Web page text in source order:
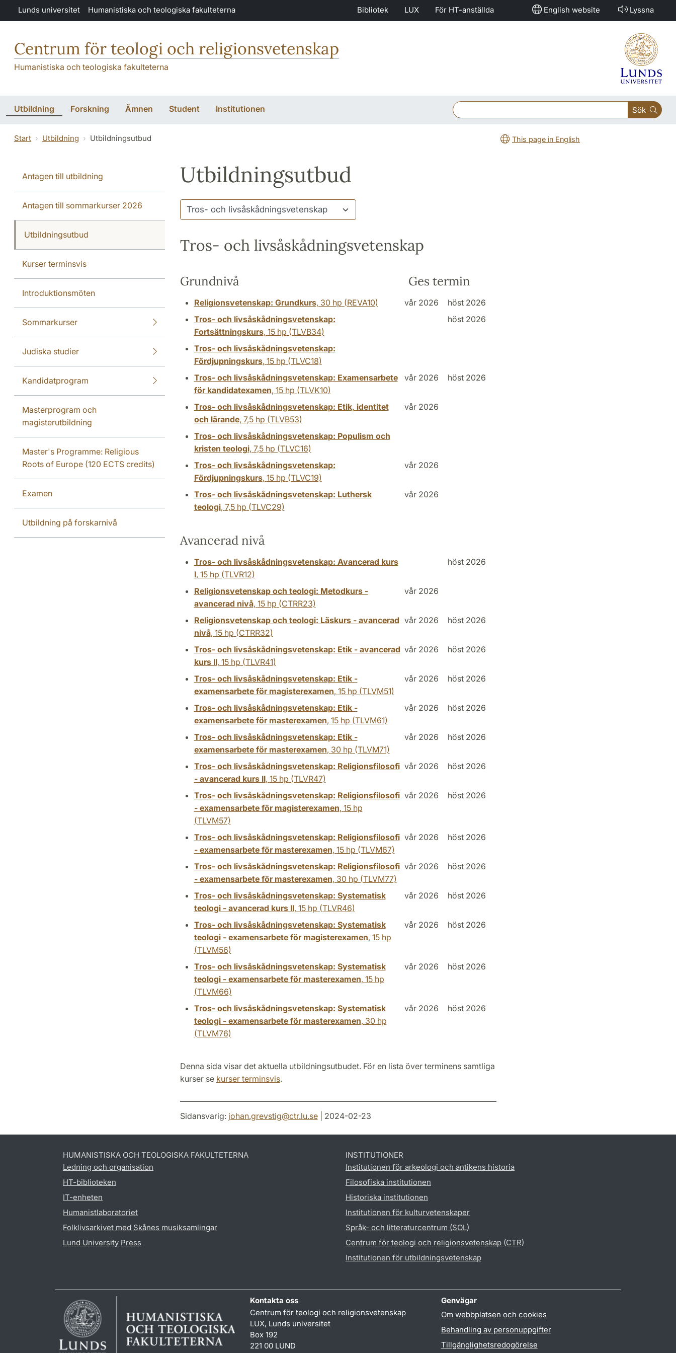
Hoppa till huvudinnehåll
Lunds universitet Humanistiska och teologiska fakulteterna Bibliotek LUX För HT-anställda English website Lyssna
Centrum för teologi och religionsvetenskap
Humanistiska och teologiska fakulteterna
Utbildning Forskning Ämnen Student Institutionen Sök
Start Utbildning Utbildningsutbud This page in English
Antagen till utbildning
Antagen till sommarkurser 2026
Utbildningsutbud
Kurser terminsvis
Introduktionsmöten
Sommarkurser
Judiska studier
Kandidatprogram
Masterprogram och
magisterutbildning
Master's Programme: Religious
Roots of Europe (120 ECTS credits)
Examen
Utbildning på forskarnivå
Utbildningsutbud
Tros- och livsåskådningsvetenskap
Grundnivå Ges termin
Religionsvetenskap: Grundkurs, 30 hp (REVA10) vår 2026
höst 2026
Tros- och livsåskådningsvetenskap:
Fortsättningskurs, 15 hp (TLVB34)
höst 2026
Tros- och livsåskådningsvetenskap:
Fördjupningskurs, 15 hp (TLVC18)
Tros- och livsåskådningsvetenskap: Examensarbete
för kandidatexamen, 15 hp (TLVK10)
vår 2026 höst 2026
Tros- och livsåskådningsvetenskap: Etik, identitet
och lärande, 7,5 hp (TLVB53)
vår 2026
Tros- och livsåskådningsvetenskap: Populism och
kristen teologi, 7,5 hp (TLVC16)
Tros- och livsåskådningsvetenskap:
Fördjupningskurs, 15 hp (TLVC19)
vår 2026
Tros- och livsåskådningsvetenskap: Luthersk
teologi, 7,5 hp (TLVC29)
vår 2026
Avancerad nivå
Tros- och livsåskådningsvetenskap: Avancerad kurs
I, 15 hp (TLVR12)
höst 2026
Religionsvetenskap och teologi: Metodkurs -
avancerad nivå, 15 hp (CTRR23)
vår 2026
Religionsvetenskap och teologi: Läskurs - avancerad
nivå, 15 hp (CTRR32)
vår 2026 höst 2026
Tros- och livsåskådningsvetenskap: Etik - avancerad
kurs II, 15 hp (TLVR41)
vår 2026 höst 2026
Tros- och livsåskådningsvetenskap: Etik -
examensarbete för magisterexamen, 15 hp (TLVM51)
vår 2026 höst 2026
Tros- och livsåskådningsvetenskap: Etik -
examensarbete för masterexamen, 15 hp (TLVM61)
vår 2026 höst 2026
Tros- och livsåskådningsvetenskap: Etik -
examensarbete för masterexamen, 30 hp (TLVM71)
vår 2026 höst 2026
Tros- och livsåskådningsvetenskap: Religionsfilosofi
- avancerad kurs II, 15 hp (TLVR47)
vår 2026 höst 2026
Tros- och livsåskådningsvetenskap: Religionsfilosofi
- examensarbete för magisterexamen, 15 hp
(TLVM57)
vår 2026 höst 2026
Tros- och livsåskådningsvetenskap: Religionsfilosofi
- examensarbete för masterexamen, 15 hp (TLVM67)
vår 2026 höst 2026
Tros- och livsåskådningsvetenskap: Religionsfilosofi
- examensarbete för masterexamen, 30 hp (TLVM77)
vår 2026 höst 2026
Tros- och livsåskådningsvetenskap: Systematisk
teologi - avancerad kurs II, 15 hp (TLVR46)
vår 2026 höst 2026
Tros- och livsåskådningsvetenskap: Systematisk
teologi - examensarbete för magisterexamen, 15 hp
(TLVM56)
vår 2026 höst 2026
Tros- och livsåskådningsvetenskap: Systematisk
teologi - examensarbete för masterexamen, 15 hp
(TLVM66)
vår 2026 höst 2026
Tros- och livsåskådningsvetenskap: Systematisk
teologi - examensarbete för masterexamen, 30 hp
(TLVM76)
vår 2026 höst 2026
Denna sida visar det aktuella utbildningsutbudet. För en lista över terminens samtliga
kurser se kurser terminsvis.
Sidansvarig: johan.grevstig@ctr.lu.se| 2024-02-23
HUMANISTISKA OCH TEOLOGISKA FAKULTETERNA
Ledning och organisation
HT-biblioteken
IT-enheten
Humanistlaboratoriet
Folklivsarkivet med Skånes musiksamlingar
Lund University Press
INSTITUTIONER
Institutionen för arkeologi och antikens historia
Filosofiska institutionen
Historiska institutionen
Institutionen för kulturvetenskaper
Språk- och litteraturcentrum (SOL)
Centrum för teologi och religionsvetenskap (CTR)
Institutionen för utbildningsvetenskap
Kontakta oss
Centrum för teologi och religionsvetenskap
LUX, Lunds universitet
Box 192
221 00 LUND
Genvägar
Om webbplatsen och cookies
Behandling av personuppgifter
Tillgänglighetsredogörelse